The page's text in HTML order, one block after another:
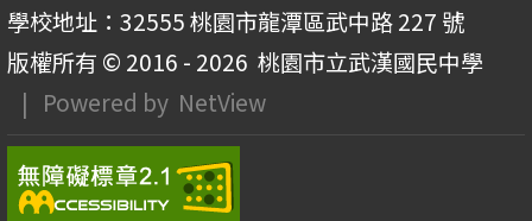
學校地址：32555 桃園市龍潭區武中路 227 號
版權所有 © 2016 - 2026 桃園市立武漢國民中學
| Powered by NetView